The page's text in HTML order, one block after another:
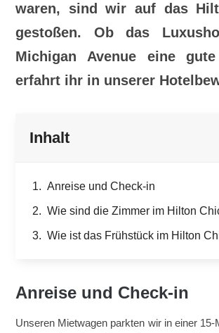
waren, sind wir auf das
gestoßen. Ob das
Michigan Avenue eine
erfahrt ihr in unserer
Inhalt
Anreise und Check-in
Wie sind die Zimmer im Hilton
Wie ist das Frühstück im Hilton
Anreise und Check-in
Unseren Mietwagen parkten wir in einer 15-